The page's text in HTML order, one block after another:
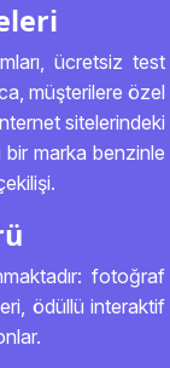
ücretsiz test
müşterilere özel
sitelerindeki
bir marka benzinle
fotoğraf
ödüllü interaktif